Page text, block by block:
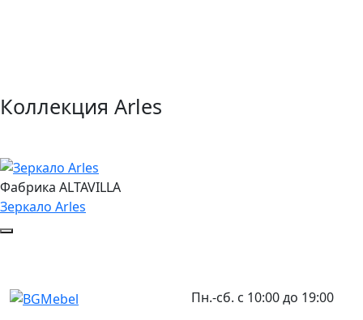
Коллекция Arles
Фабрика ALTAVILLA
Зеркало Arles
Пн.-сб. с 10:00 до 19:00